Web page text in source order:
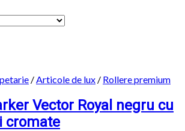
/Articole de lux / Rollere premium
Vector Royal negru cu
cromate